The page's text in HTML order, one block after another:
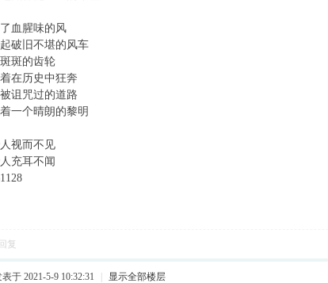
血腥味的风
破旧不堪的风车
斑的齿轮
在历史中狂奔
诅咒过的道路
一个晴朗的黎明
视而不见
充耳不闻
回复
表于 2021-5-9 10:32:31 显示全部楼层